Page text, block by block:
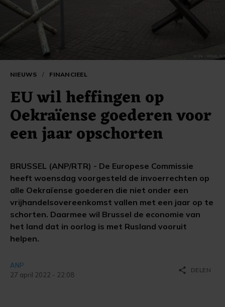
NIEUWS / FINANCIEEL
EU wil heffingen op
Oekraïense goederen voor
een jaar opschorten
BRUSSEL (ANP/RTR) - De Europese Commissie
heeft woensdag voorgesteld de invoerrechten op
alle Oekraïense goederen die niet onder een
vrijhandelsovereenkomst vallen met een jaar op te
schorten. Daarmee wil Brussel de economie van
het land dat in oorlog is met Rusland vooruit
helpen.
ANP
27 april 2022 - 22:08
share DELEN